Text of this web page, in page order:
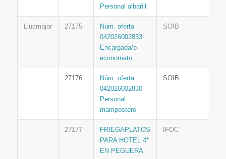
Personal albañil
Llucmajor 27175
Núm. oferta
042026002833
Encargada/o
economato
SOIB
27176
Núm. oferta
042026002830
Personal
mampostero
SOIB
27177
FRIEGAPLATOS
PARA HOTEL 4*
EN PEGUERA
IFOC